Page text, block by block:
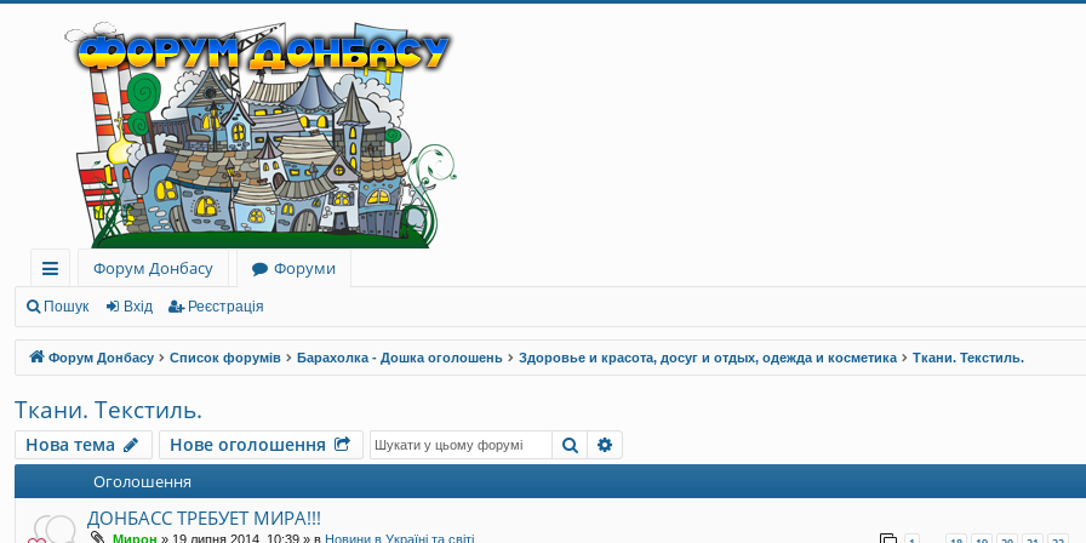
ви
дк
и
й
до
ст
уп
Форум Донбасу
Форуми
Пошук Вхід Реєстрація
Форум Донбасу Список форумів Барахолка - Дошка оголошень Здоровье и красота, досуг и отдых, одежда и косметика Ткани. Текстиль.
Ткани. Текстиль.
Нова тема Нове оголошення Пошук
Оголошення
ДОНБАСС ТРЕБУЕТ МИРА!!!
Мирон » 19 липня 2014, 10:39 » в Новини в Україні та світі